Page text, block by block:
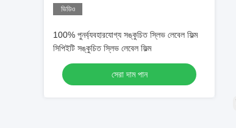
ভিডিও
100% পুনর্ব্যবহারযোগ্য সঙ্কুচিত স্লিভ লেবেল ফিল্ম
সিপিইটি সঙ্কুচিত স্লিভ লেবেল ফিল্ম
সেরা দাম পান